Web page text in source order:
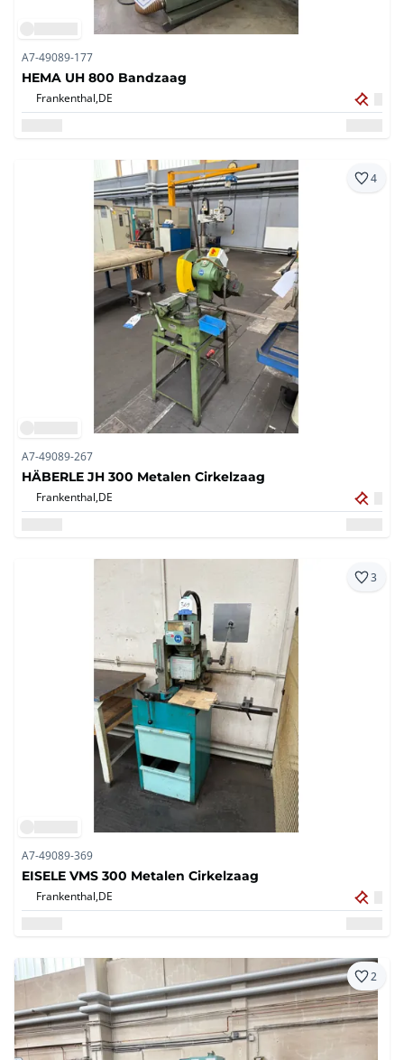
A7-49089-177
HEMA UH 800 Bandzaag
Frankenthal,DE
4
A7-49089-267
HÄBERLE JH 300 Metalen Cirkelzaag
Frankenthal,DE
3
A7-49089-369
EISELE VMS 300 Metalen Cirkelzaag
Frankenthal,DE
2